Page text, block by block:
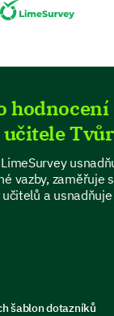
4 5
professional
have
Please add
hodnocení
vazby, zaměřuje
a
šablon dotazníků